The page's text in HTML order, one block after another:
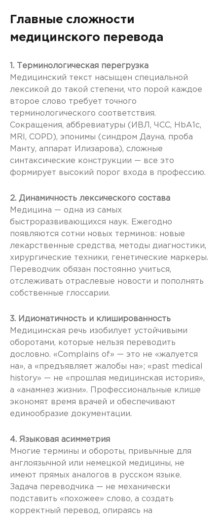
Главные сложности
медицинского перевода
1. Терминологическая перегрузка
Медицинский текст насыщен специальной
лексикой до такой степени, что порой каждое
второе слово требует точного
терминологического соответствия.
Сокращения, аббревиатуры (ИВЛ, ЧСС, HbA1c,
MRI, COPD), эпонимы (синдром Дауна, проба
Манту, аппарат Илизарова), сложные
синтаксические конструкции — все это
формирует высокий порог входа в профессию.
2. Динамичность лексического состава
Медицина — одна из самых
быстроразвивающихся наук. Ежегодно
появляются сотни новых терминов: новые
лекарственные средства, методы диагностики,
хирургические техники, генетические маркеры.
Переводчик обязан постоянно учиться,
отслеживать отраслевые новости и пополнять
собственные глоссарии.
3. Идиоматичность и клишированность
Медицинская речь изобилует устойчивыми
оборотами, которые нельзя переводить
дословно. «Complains of» — это не «жалуется
на», а «предъявляет жалобы на»; «past medical
history» — не «прошлая медицинская история»,
а «анамнез жизни». Профессиональные клише
экономят время врачей и обеспечивают
единообразие документации.
4. Языковая асимметрия
Многие термины и обороты, привычные для
англоязычной или немецкой медицины, не
имеют прямых аналогов в русском языке.
Задача переводчика — не механически
подставить «похожее» слово, а создать
корректный перевод, опираясь на